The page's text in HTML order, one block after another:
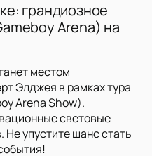
грандиозное
Arena) на
местом
Элджея в рамках тура
Arena Show).
световые
упустите шанс стать